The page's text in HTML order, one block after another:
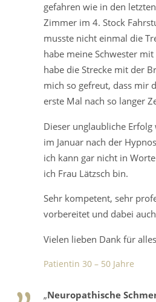
gefahren wie in den
Zimmer im 4. Stock
musste nicht einmal die
habe meine Schwester
habe die Strecke mit der
mich so gefreut, dass mir
erste Mal nach so langer
Dieser unglaubliche
im Januar nach der
ich kann gar nicht in
ich Frau Lätzsch bin.
Sehr kompetent, sehr
vorbereitet und dabei
Vielen lieben Dank für
Patientin 30 – 50 Jahre
„Neuropathische